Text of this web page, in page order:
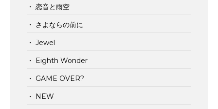
・ 恋音と雨空
・ さよならの前に
・ Jewel
・ Eighth Wonder
・ GAME OVER?
・ NEW